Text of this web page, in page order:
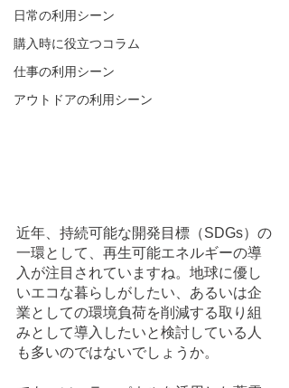
日常の利用シーン
購入時に役立つコラム
仕事の利用シーン
アウトドアの利用シーン
近年、持続可能な開発目標（SDGs）の
一環として、再生可能エネルギーの導
入が注目されていますね。地球に優し
いエコな暮らしがしたい、あるいは企
業としての環境負荷を削減する取り組
みとして導入したいと検討している人
も多いのではないでしょうか。